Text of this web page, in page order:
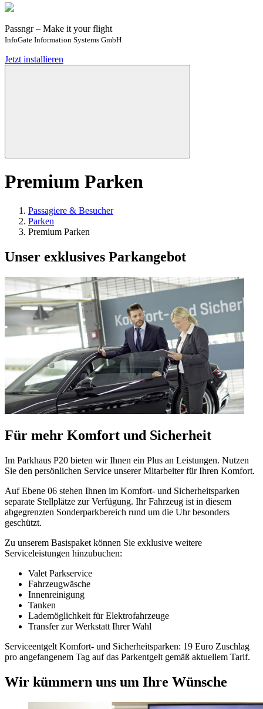
Passngr – Make it your flight
InfoGate Information Systems GmbH
Jetzt installieren
Premium Parken
Passagiere & Besucher
Parken
Premium Parken
Unser exklusives Parkangebot
Für mehr Komfort und Sicherheit
Im Parkhaus P20 bieten wir Ihnen ein Plus an Leistungen. Nutzen
Sie den persönlichen Service unserer Mitarbeiter für Ihren Komfort.
Auf Ebene 06 stehen Ihnen im Komfort- und Sicherheitsparken
separate Stellplätze zur Verfügung. Ihr Fahrzeug ist in diesem
abgegrenzten Sonderparkbereich rund um die Uhr besonders
geschützt.
Zu unserem Basispaket können Sie exklusive weitere
Serviceleistungen hinzubuchen:
Valet Parkservice
Fahrzeugwäsche
Innenreinigung
Tanken
Lademöglichkeit für Elektrofahrzeuge
Transfer zur Werkstatt Ihrer Wahl
Serviceentgelt Komfort- und Sicherheitsparken: 19 Euro Zuschlag
pro angefangenem Tag auf das Parkentgelt gemäß aktuellem Tarif.
Wir kümmern uns um Ihre Wünsche